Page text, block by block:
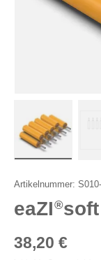
Artikelnummer:
eaZI®
Normaler
38,20 €